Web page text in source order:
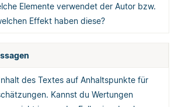
Elemente verwendet der Autor bzw.
Effekt haben diese?
des Textes auf Anhaltspunkte für
Kannst du Wertungen